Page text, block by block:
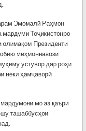
Эмомалӣ Раҳмон
мардуми Тоҷикистонро
олимақом Президенти
меҳмоннавози
устувор дар роҳи
неки ҳамҷаворӣ
мо аз қаъри
ташаббусҳои